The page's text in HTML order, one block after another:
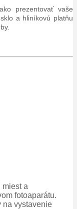
prezentovať vaše
a hliníkovú platňu
miest a
fotoaparátu.
na vystavenie